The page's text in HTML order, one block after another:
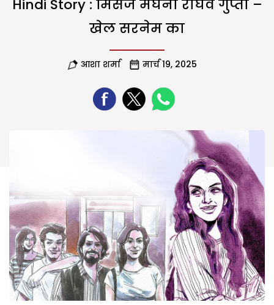
Hindi Story : मिसेज मेघना राघव गुप्ता –
खेल सरनेम का
आशा शर्मा मार्च 19, 2025